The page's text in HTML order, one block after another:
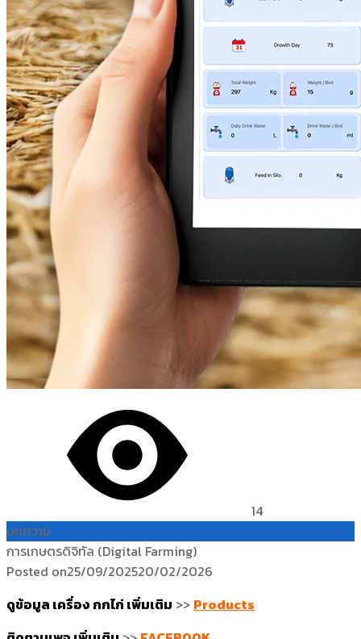
14
บทความ
การเกษตรดิจิทัล (Digital Farming)
Posted on25/09/202520/02/2026
ดูข้อมูล เครื่อง กกไก่ เพิ่มเติม >> Products